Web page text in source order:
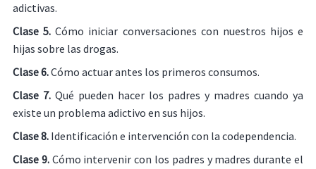
adictivas.
Clase 5. Cómo iniciar conversaciones con nuestros hijos e
hijas sobre las drogas.
Clase 6.Cómo actuar antes los primeros consumos.
Clase 7. Qué pueden hacer los padres y madres cuando ya
existe un problema adictivo en sus hijos.
Clase 8. Identificación e intervención con la codependencia.
Clase 9. Cómo intervenir con los padres y madres durante el